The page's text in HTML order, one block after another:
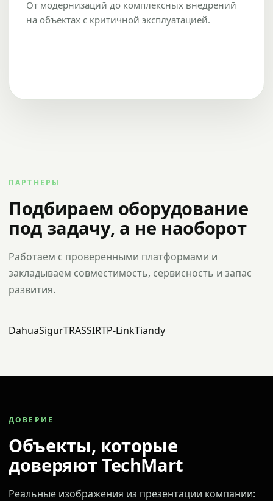
От модернизаций до комплексных внедрений
на объектах с критичной эксплуатацией.
ПАРТНЕРЫ
Подбираем оборудование
под задачу, а не наоборот
Работаем с проверенными платформами и
закладываем совместимость, сервисность и запас
развития.
DahuaSigurTRASSIRTP-LinkTiandy
ДОВЕРИЕ
Объекты, которые
доверяют TechMart
Реальные изображения из презентации компании: